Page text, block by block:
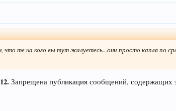
те на кого вы тут жалуетесь...они просто капля по
12. Запрещена публикация сообщений,